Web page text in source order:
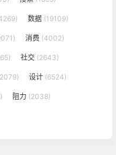
数据 (19109)
消费 (4002)
社交 (2643)
设计 (6524)
阻力 (2038)